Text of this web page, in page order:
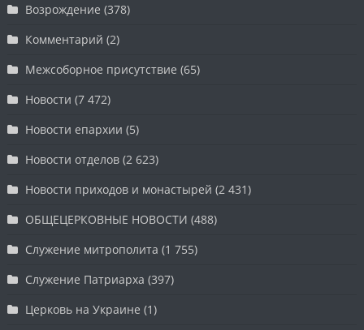
Возрождение (378)
Комментарий (2)
Межсоборное присутствие (65)
Новости (7 472)
Новости епархии (5)
Новости отделов (2 623)
Новости приходов и монастырей (2 431)
ОБЩЕЦЕРКОВНЫЕ НОВОСТИ (488)
Служение митрополита (1 755)
Служение Патриарха (397)
Церковь на Украине (1)